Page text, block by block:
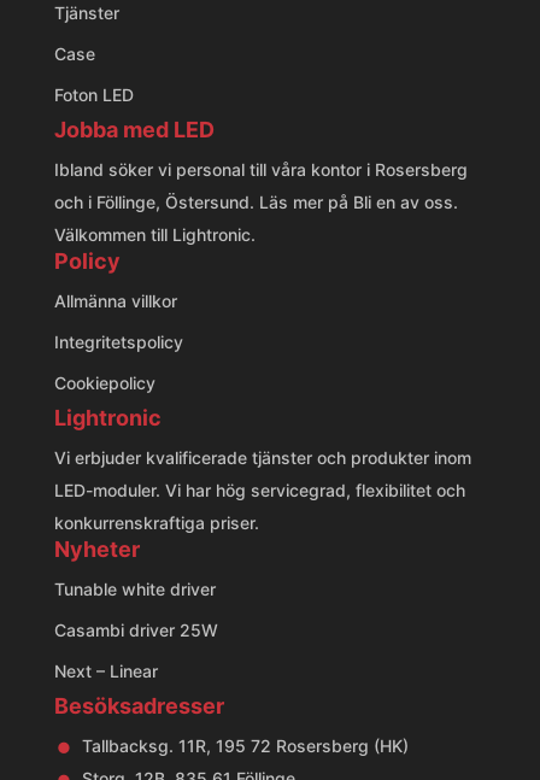
Tjänster
Case
Foton LED
Jobba med LED
Ibland söker vi personal till våra kontor i Rosersberg
och i Föllinge, Östersund. Läs mer på Bli en av oss.
Välkommen till Lightronic.
Policy
Allmänna villkor
Integritetspolicy
Cookiepolicy
Lightronic
Vi erbjuder kvalificerade tjänster och produkter inom
LED-moduler. Vi har hög servicegrad, flexibilitet och
konkurrenskraftiga priser.
Nyheter
Tunable white driver
Casambi driver 25W
Next – Linear
Besöksadresser
• Tallbacksg. 11R, 195 72 Rosersberg (HK)